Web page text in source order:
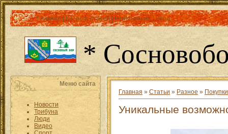
Главная|Каталог статей|Регистрация |Вход
*
Меню сайта
Новости
Трибуна
Люди
Видео
Главная » Статьи » Разное » Покупки
Уникальные